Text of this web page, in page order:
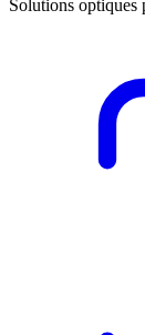
Solutions optiques